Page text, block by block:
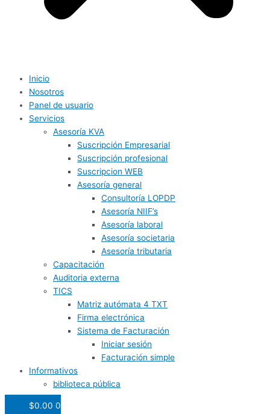
Inicio
Nosotros
Panel de usuario
Servicios
Asesoría KVA
Suscripción Empresarial
Suscripción profesional
Suscripcion WEB
Asesoría general
Consultoría LOPDP
Asesoría NIIF’s
Asesoría laboral
Asesoría societaria
Asesoría tributaria
Capacitación
Auditoria externa
TICS
Matriz autómata 4 TXT
Firma electrónica
Sistema de Facturación
Iniciar sesión
Facturación simple
Informativos
biblioteca pública
$0.00 0